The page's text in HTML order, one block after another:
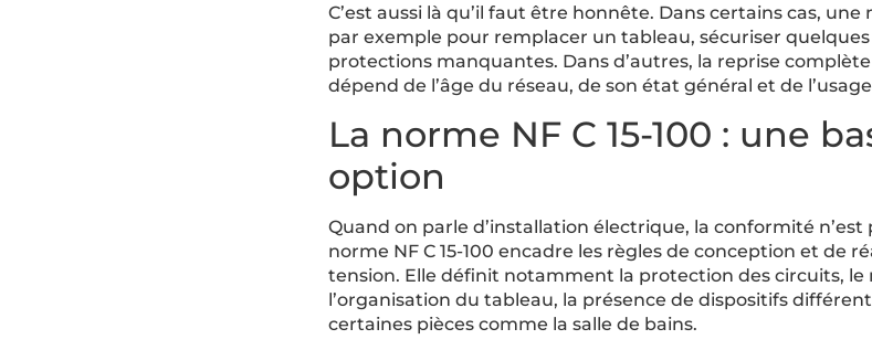
C’est aussi là qu’il faut être honnête. Dans certains cas,
par exemple pour remplacer un tableau, sécuriser
protections manquantes. Dans d’autres, la reprise
dépend de l’âge du réseau, de son état général et de
La norme NF C 15-100 : une
option
Quand on parle d’installation électrique, la conformité
norme NF C 15-100 encadre les règles de conception et de
tension. Elle définit notamment la protection des circuits, le
l’organisation du tableau, la présence de dispositifs
certaines pièces comme la salle de bains.